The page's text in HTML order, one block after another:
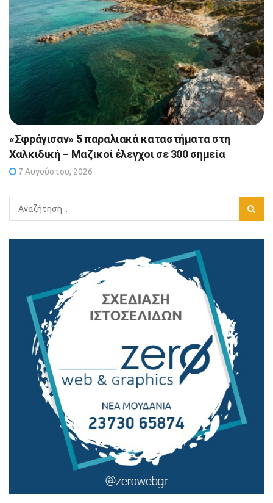
«Σφράγισαν» 5 παραλιακά καταστήματα στη
Χαλκιδική – Μαζικοί έλεγχοι σε 300 σημεία
7 Αυγούστου, 2026